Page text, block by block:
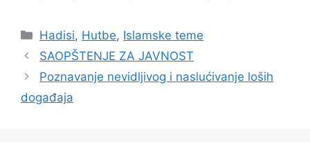
Kategorije
Hadisi, Hutbe, Islamske teme
SAOPŠTENJE ZA JAVNOST
Poznavanje nevidljivog i naslućivanje loših
događaja